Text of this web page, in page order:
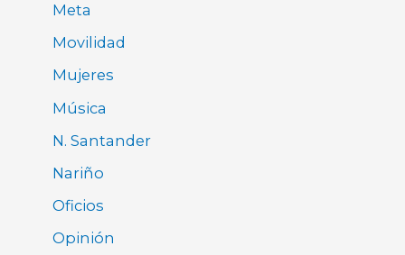
Meta
Movilidad
Mujeres
Música
N. Santander
Nariño
Oficios
Opinión